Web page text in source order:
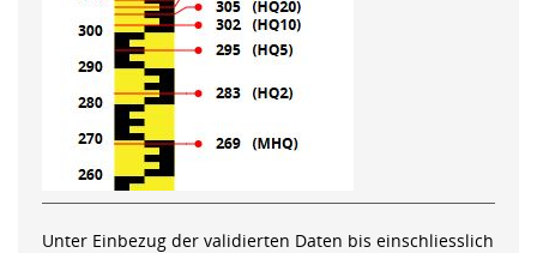
Unter Einbezug der validierten Daten bis einschliesslich